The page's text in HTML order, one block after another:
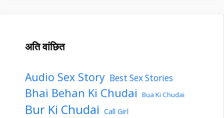
अति वांछित
Audio Sex Story Best Sex Stories
Bhai Behan Ki Chudai Bua Ki Chudai
Bur Ki Chudai Call Girl